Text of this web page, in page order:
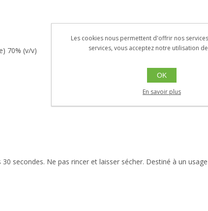
70% (v/v)
secondes. Ne pas rincer et laisser sécher. Destiné à un
Les cookies nous permettent d'offrir nos
services, vous acceptez notre utilisation
OK
En savoir plus